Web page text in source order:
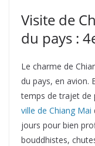
Visite de
du pays :
Le charme de
du pays, en avion.
temps de trajet de
ville de Chiang Mai
jours pour bien
bouddhistes,